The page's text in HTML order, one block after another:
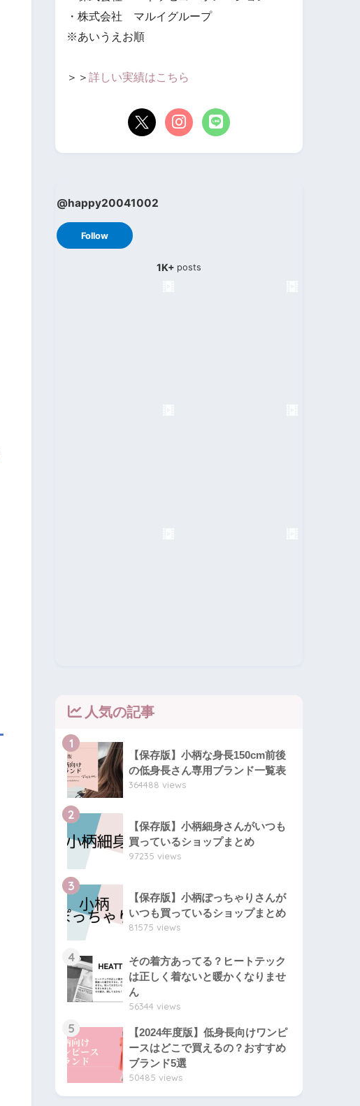
・株式会社 マルイグループ
※あいうえお順
＞＞ 詳しい実績はこちら
人気の記事
1
【保存版】小柄な身長150cm前後
の低身長さん専用ブランド一覧表
364488 views
2
【保存版】小柄細身さんがいつも
買っているショップまとめ
97235 views
3
【保存版】小柄ぽっちゃりさんが
いつも買っているショップまとめ
81575 views
4
その着方あってる？ヒートテック
は正しく着ないと暖かくなりませ
ん
56344 views
5
【2024年度版】低身長向けワンピ
ースはどこで買えるの？おすすめ
ブランド5選
50485 views